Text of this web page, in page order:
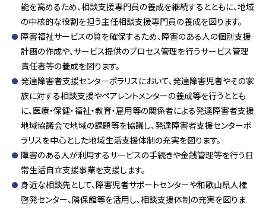
能を高めるため、相談支援専門員の養成を継続するとともに、地域
の中核的な役割を担う主任相談支援専門員の養成を図ります。
障害福祉サービスの質を確保するため、障害のある人の個別支援
計画の作成や、サービス提供のプロセス管理を行うサービス管理
責任者等の養成を図ります。
発達障害者支援センターポラリスにおいて、発達障害児者やその家
族に対する相談支援やペアレントメンターの養成等を行うととも
に、医療・保健・福祉・教育・雇用等の関係者による発達障害者支援
地域協議会で地域の課題等を協議し、発達障害者支援センターポ
ラリスを中心とした地域生活支援体制の充実を図ります。
障害のある人が利用するサービスの手続きや金銭管理等を行う日
常生活自立支援事業を支援します。
身近な相談先として、障害児者サポートセンターや和歌山県人権
啓発センター、隣保館等を活用し、相談支援体制の充実を図りま